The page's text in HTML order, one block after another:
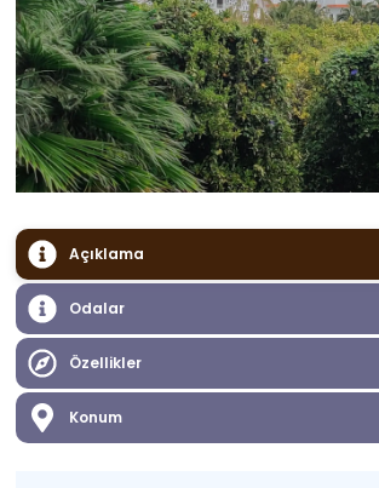
Açıklama
Odalar
Özellikler
Konum